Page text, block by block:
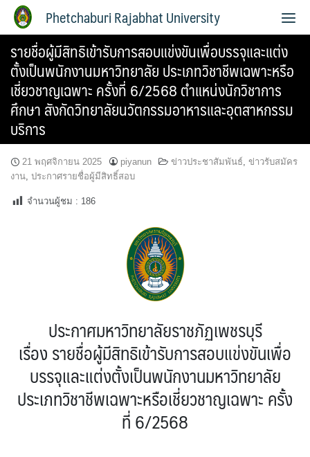
Phetchaburi Rajabhat University
รายชื่อผู้มีสิทธิเข้ารับการสอบแข่งขันเพื่อบรรจุและแต่ง
ตั้งเป็นพนักงานมหาวิทยาลัย ประเภทวิชาชีพเฉพาะหรือ
เชี่ยวชาญเฉพาะ ครั้งที่ 6/2568 ตำแหน่งนักวิชาการ
ศึกษา สังกัดวิทยาลัยนวัตกรรมอาหารและอุตสาหกรรม
บริการ
21 พฤศจิกายน 2025 piyanun ข่าวประชาสัมพันธ์, ข่าวรับสมัคร
งาน, ประกาศรายชื่อผู้มีสิทธิ์สอบ
จำนวนผู้ชม : 186
ประกาศมหาวิทยาลัยราชภัฏเพชรบุรี
เรื่อง รายชื่อผู้มีสิทธิเข้ารับการสอบแข่งขันเพื่อ
บรรจุและแต่งตั้งเป็นพนักงานมหาวิทยาลัย
ประเภทวิชาชีพเฉพาะหรือเชี่ยวชาญเฉพาะ ครั้ง
ที่ 6/2568